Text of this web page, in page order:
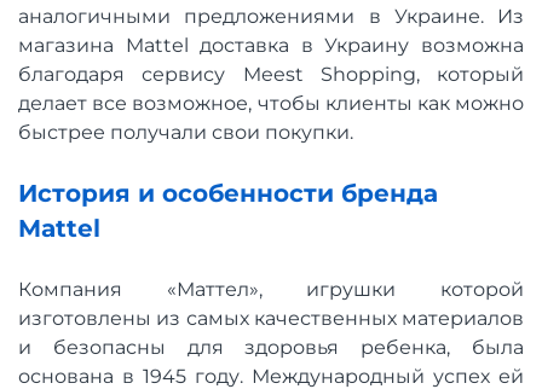
аналогичными предложениями в Украине. Из
магазина Mattel доставка в Украину возможна
благодаря сервису Meest Shopping, который
делает все возможное, чтобы клиенты как можно
быстрее получали свои покупки.
История и особенности бренда
Mattel
Компания «Маттел», игрушки которой
изготовлены из самых качественных материалов
и безопасны для здоровья ребенка, была
основана в 1945 году. Международный успех ей